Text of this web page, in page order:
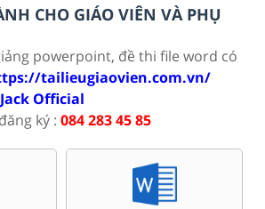
CHO GIÁO VIÊN VÀ PHỤ
powerpoint, đề thi file word có
tailieugiaovien.com.vn/
Official
ký : 084 283 45 85